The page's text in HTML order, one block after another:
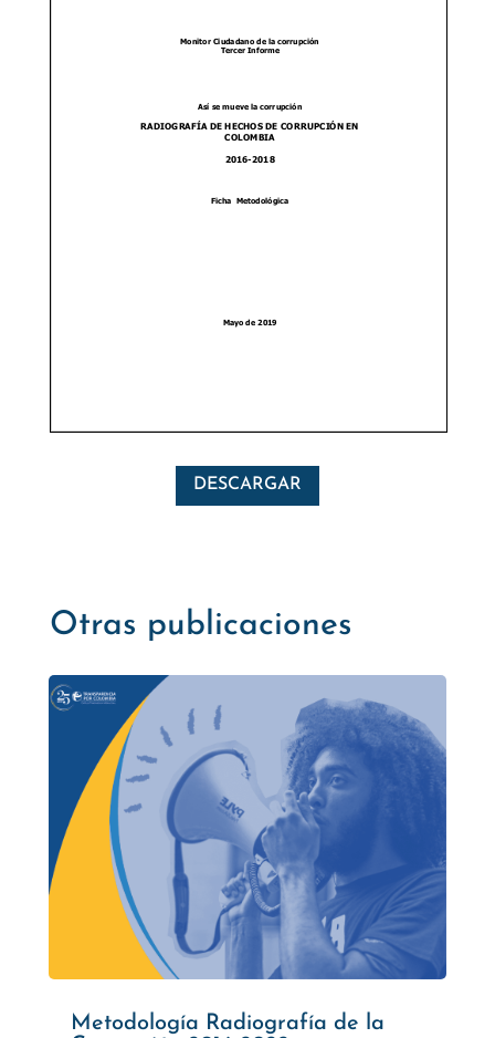
DESCARGAR
Otras publicaciones
Metodología Radiografía de la